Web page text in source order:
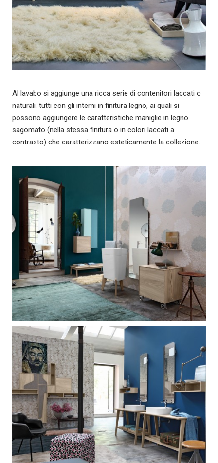
Al lavabo si aggiunge una ricca serie di contenitori laccati o
naturali, tutti con gli interni in finitura legno, ai quali si
possono aggiungere le caratteristiche maniglie in legno
sagomato (nella stessa finitura o in colori laccati a
contrasto) che caratterizzano esteticamente la collezione.